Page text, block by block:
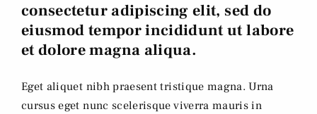
consectetur adipiscing elit, sed do
eiusmod tempor incididunt ut labore
et dolore magna aliqua.
Eget aliquet nibh praesent tristique magna. Urna
cursus eget nunc scelerisque viverra mauris in